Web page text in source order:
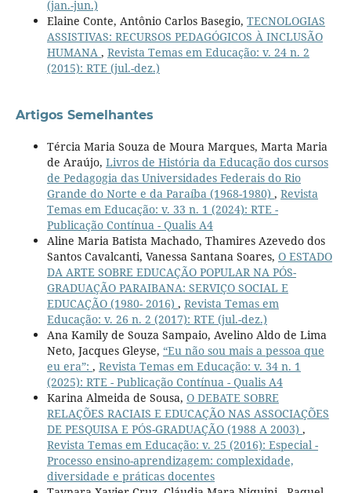
(jan.-jun.)
Elaine Conte, Antônio Carlos Basegio, TECNOLOGIAS
ASSISTIVAS: RECURSOS PEDAGÓGICOS À INCLUSÃO
HUMANA , Revista Temas em Educação: v. 24 n. 2
(2015): RTE (jul.-dez.)
Artigos Semelhantes
Tércia Maria Souza de Moura Marques, Marta Maria
de Araújo, Livros de História da Educação dos cursos
de Pedagogia das Universidades Federais do Rio
Grande do Norte e da Paraíba (1968-1980) , Revista
Temas em Educação: v. 33 n. 1 (2024): RTE -
Publicação Contínua - Qualis A4
Aline Maria Batista Machado, Thamires Azevedo dos
Santos Cavalcanti, Vanessa Santana Soares, O ESTADO
DA ARTE SOBRE EDUCAÇÃO POPULAR NA PÓS-
GRADUAÇÃO PARAIBANA: SERVIÇO SOCIAL E
EDUCAÇÃO (1980- 2016) , Revista Temas em
Educação: v. 26 n. 2 (2017): RTE (jul.-dez.)
Ana Kamily de Souza Sampaio, Avelino Aldo de Lima
Neto, Jacques Gleyse, “Eu não sou mais a pessoa que
eu era”: , Revista Temas em Educação: v. 34 n. 1
(2025): RTE - Publicação Contínua - Qualis A4
Karina Almeida de Sousa, O DEBATE SOBRE
RELAÇÕES RACIAIS E EDUCAÇÃO NAS ASSOCIAÇÕES
DE PESQUISA E PÓS-GRADUAÇÃO (1988 A 2003) ,
Revista Temas em Educação: v. 25 (2016): Especial -
Processo ensino-aprendizagem: complexidade,
diversidade e práticas docentes